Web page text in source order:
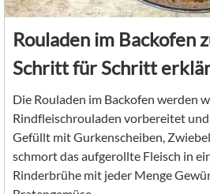
Rouladen im Backofen
Schritt für Schritt
Die Rouladen im Backofen werden
Rindfleischrouladen vorbereitet
Gefüllt mit Gurkenscheiben,
schmort das aufgerollte Fleisch in
Rinderbrühe mit jeder Menge